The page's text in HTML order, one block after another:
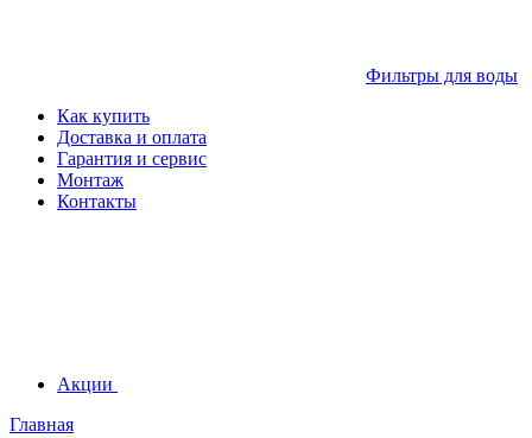
Фильтры для воды
Как купить
Доставка и оплата
Гарантия и сервис
Монтаж
Контакты
Акции
Главная